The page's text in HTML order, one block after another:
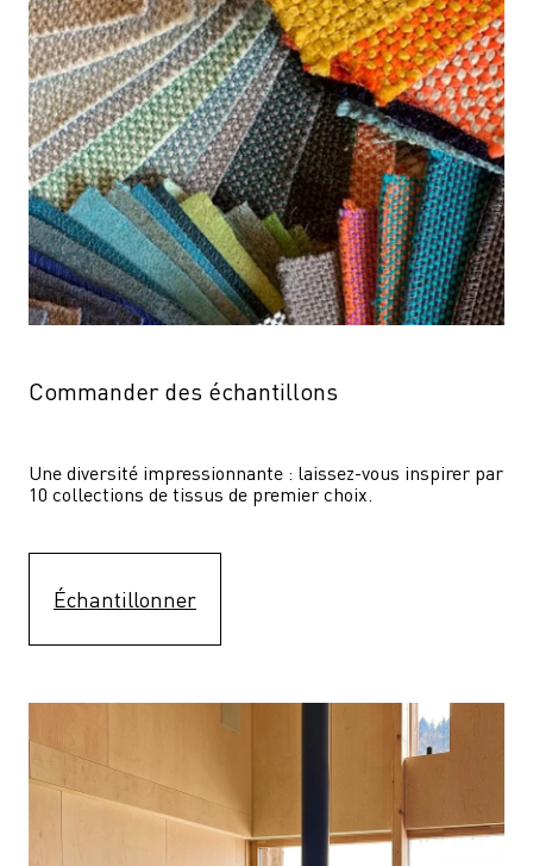
Commander des échantillons
Une diversité impressionnante : laissez-vous inspirer par
10 collections de tissus de premier choix.
Échantillonner